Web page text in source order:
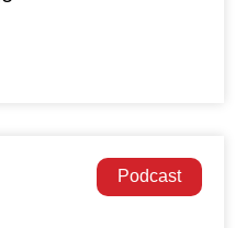
Podcast